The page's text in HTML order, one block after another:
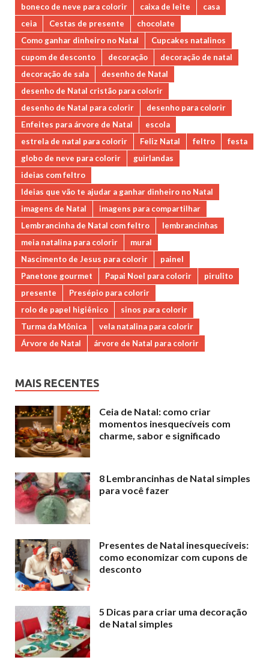
boneco de neve para colorir caixa de leite
casa
ceia
Cestas de presente
chocolate
Como ganhar dinheiro no Natal
Cupcakes natalinos
cupom de desconto
decoração
decoração de natal
decoração de sala
desenho de Natal
desenho de Natal cristão para colorir
desenho de Natal para colorir
desenho para colorir
Enfeites para árvore de Natal
escola
estrela de natal para colorir
Feliz Natal feltro
festa
globo de neve para colorir
guirlandas
ideias com feltro
Ideias que vão te ajudar a ganhar dinheiro no Natal
imagens de Natal
imagens para compartilhar
Lembrancinha de Natal com feltro
lembrancinhas
meia natalina para colorir
mural
Nascimento de Jesus para colorir
painel
Panetone gourmet
Papai Noel para colorir
pirulito
presente
Presépio para colorir
rolo de papel higiênico
sinos para colorir
Turma da Mônica
vela natalina para colorir
Árvore de Natal
árvore de Natal para colorir
MAIS RECENTES
Ceia de Natal: como criar
momentos inesquecíveis com
charme, sabor e significado
8 Lembrancinhas de Natal simples
para você fazer
Presentes de Natal inesquecíveis:
como economizar com cupons de
desconto
5 Dicas para criar uma decoração
de Natal simples